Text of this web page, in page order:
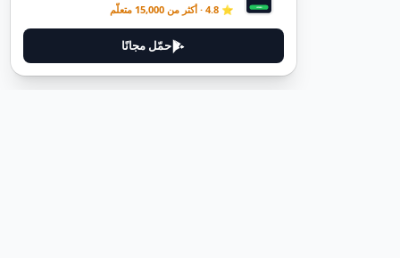
⭐ 4.8 · أكثر من 15,000 متعلّم
حمّل مجانًا